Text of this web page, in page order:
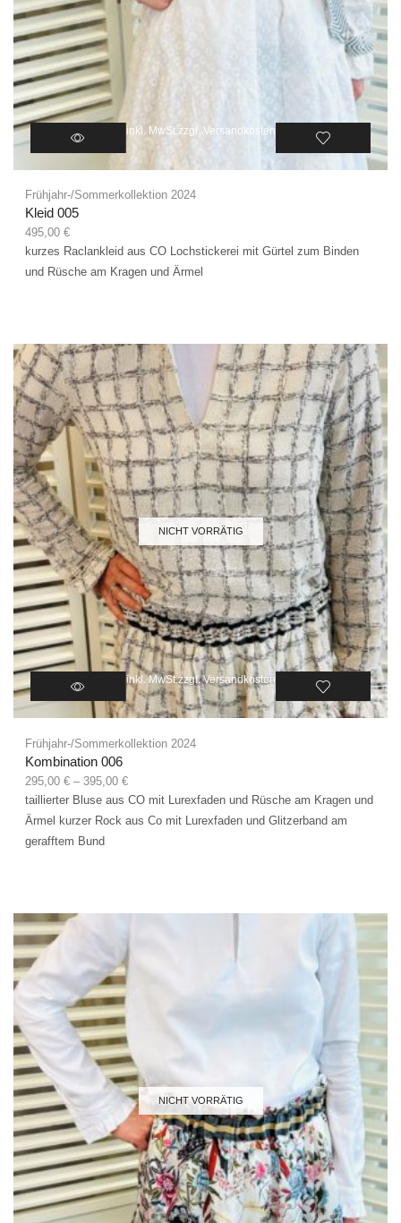
inkl. MwSt. zzgl. Versandkosten
Frühjahr-/Sommerkollektion 2024
Kleid 005
495,00 €
kurzes Raclankleid aus CO Lochstickerei mit Gürtel zum Binden
und Rüsche am Kragen und Ärmel
NICHT VORRÄTIG
inkl. MwSt.zzgl.Versandkosten
Frühjahr-/Sommerkollektion 2024
Kombination 006
295,00 € – 395,00 €
taillierter Bluse aus CO mit Lurexfaden und Rüsche am Kragen und
Ärmel kurzer Rock aus Co mit Lurexfaden und Glitzerband am
gerafftem Bund
NICHT VORRÄTIG